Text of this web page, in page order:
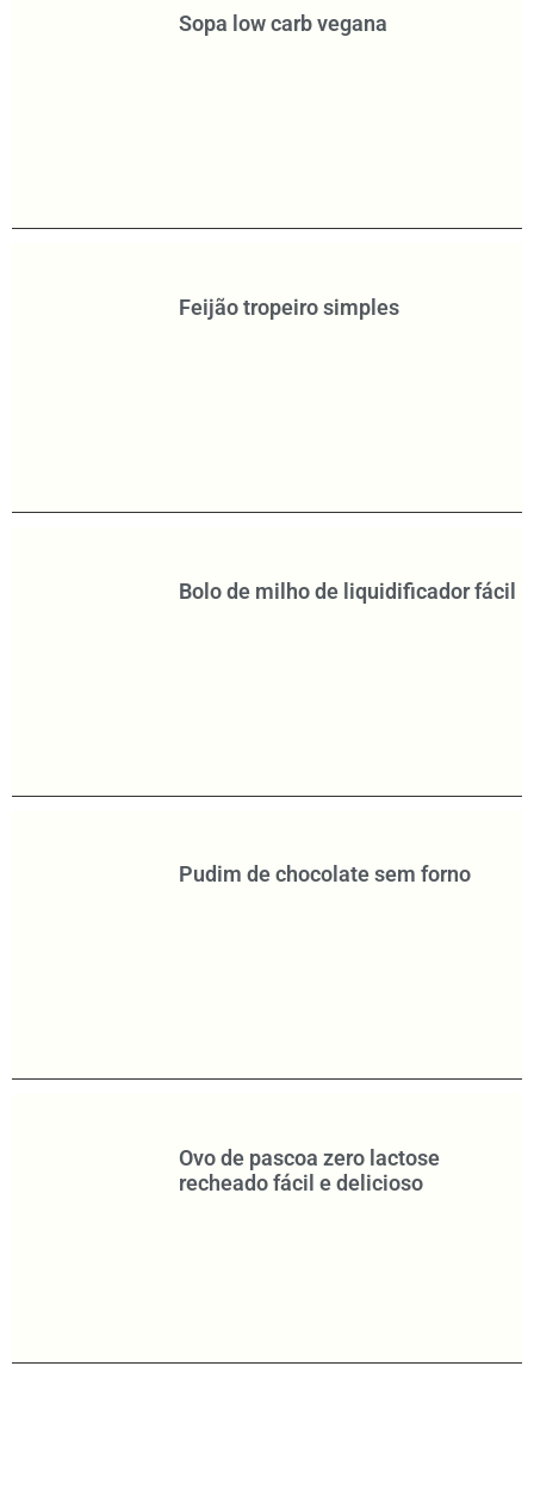
Sopa low carb vegana
Feijão tropeiro simples
Bolo de milho de liquidificador fácil
Pudim de chocolate sem forno
Ovo de pascoa zero lactose
recheado fácil e delicioso